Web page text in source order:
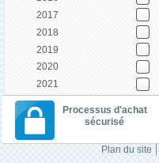
2017
2018
2019
2020
2021
Processus d'achat
sécurisé
Plan du site